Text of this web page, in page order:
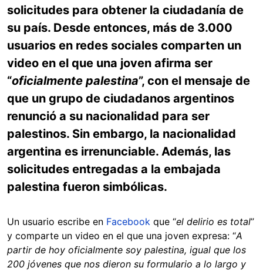
solicitudes para obtener la ciudadanía de
su país. Desde entonces, más de 3.000
usuarios en redes sociales comparten un
video en el que una joven afirma ser
“oficialmente palestina”, con el mensaje de
que un grupo de ciudadanos argentinos
renunció a su nacionalidad para ser
palestinos. Sin embargo, la nacionalidad
argentina es irrenunciable. Además, las
solicitudes entregadas a la embajada
palestina fueron simbólicas.
Un usuario escribe en Facebook que “el delirio es total”
y comparte un video en el que una joven expresa: “A
partir de hoy oficialmente soy palestina, igual que los
200 jóvenes que nos dieron su formulario a lo largo y